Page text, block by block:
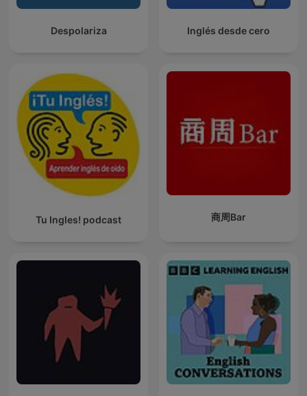
Despolariza Inglés desde cero
Tu Ingles! podcast 商周Bar